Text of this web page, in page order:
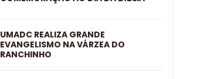
UMADC REALIZA GRANDE
EVANGELISMO NA VÁRZEA DO
RANCHINHO